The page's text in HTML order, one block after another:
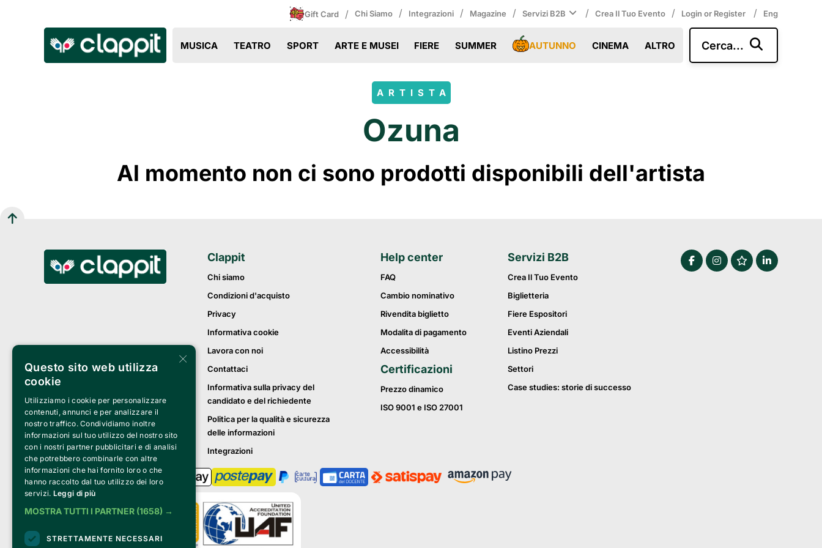
Gift Card / Chi Siamo / Integrazioni / Magazine / Servizi B2B / Crea Il Tuo Evento / Login or Register / Eng
MUSICA TEATRO SPORT ARTE E MUSEI FIERE SUMMER AUTUNNO CINEMA ALTRO Cerca...
ARTISTA
Ozuna
Al momento non ci sono prodotti disponibili dell'artista
Clappit
Chi siamo
Condizioni d'acquisto
Privacy
Informativa cookie
Lavora con noi
Contattaci
Informativa sulla privacy del
candidato e del richiedente
Politica per la qualità e sicurezza
delle informazioni
Integrazioni
Help center
FAQ
Cambio nominativo
Rivendita biglietto
Modalita di pagamento
Accessibilità
Certificazioni
Prezzo dinamico
ISO 9001 e ISO 27001
Servizi B2B
Crea Il Tuo Evento
Biglietteria
Fiere Espositori
Eventi Aziendali
Listino Prezzi
Settori
Case studies: storie di successo
×
Questo sito web utilizza
cookie
Utilizziamo i cookie per personalizzare
contenuti, annunci e per analizzare il
nostro traffico. Condividiamo inoltre
informazioni sul tuo utilizzo del nostro sito
con i nostri partner pubblicitari e di analisi
che potrebbero combinarle con altre
informazioni che hai fornito loro o che
hanno raccolto dal tuo utilizzo dei loro
servizi. Leggi di più
MOSTRA TUTTI I PARTNER (1658) →
STRETTAMENTE NECESSARI